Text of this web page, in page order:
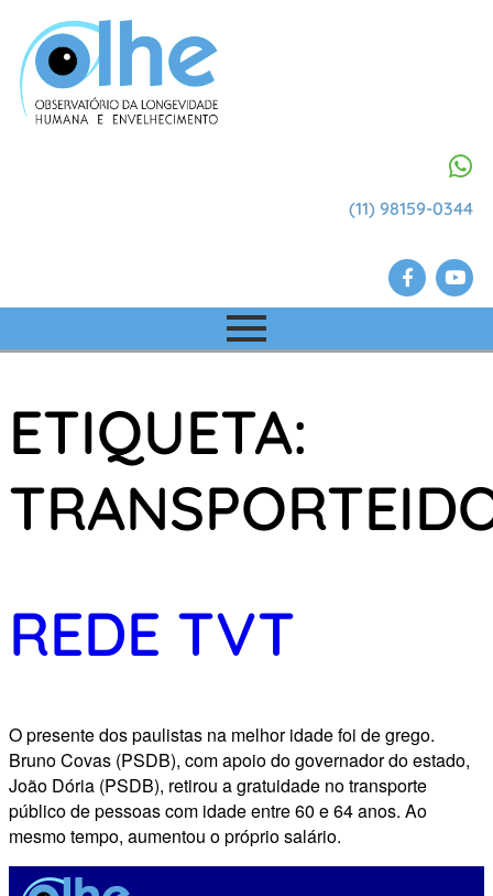
(11) 98159-0344
ETIQUETA:
REDE TVT
O presente dos paulistas na melhor idade foi de grego.
Bruno Covas (PSDB), com apoio do governador do estado,
João Dória (PSDB), retirou a gratuidade no transporte
público de pessoas com idade entre 60 e 64 anos. Ao
mesmo tempo, aumentou o próprio salário.